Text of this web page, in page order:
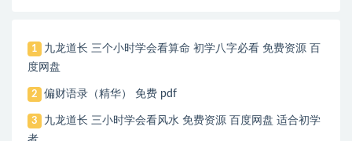
1
九龙道长 三个小时学会看算命 初学八字必看 免费资源 百
度网盘
2 偏财语录（精华） 免费 pdf
3
九龙道长 三小时学会看风水 免费资源 百度网盘 适合初学